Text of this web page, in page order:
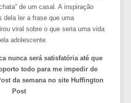
de um casal. A inspiração
dela ler a frase que uma
viral sobre o que seria uma vida
adolescente.
nunca será satisfatória até que
todo para me impedir de
da semana no site Huffington
Post